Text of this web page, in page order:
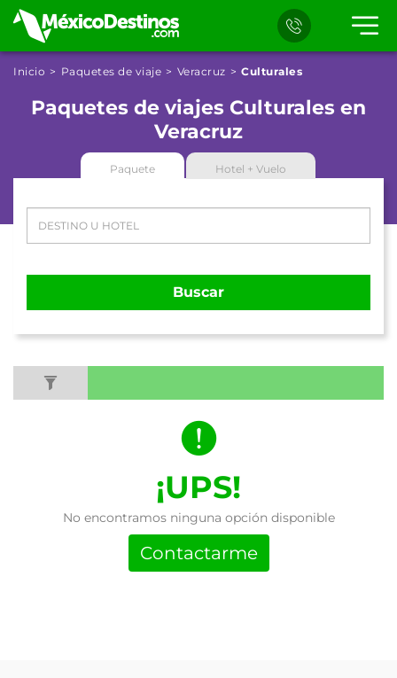
Inicio Paquetes de viaje Veracruz Culturales
Paquetes de viajes Culturales en
Veracruz
Paquete Hotel + Vuelo
Buscar
¡UPS!
No encontramos ninguna opción disponible
Contactarme